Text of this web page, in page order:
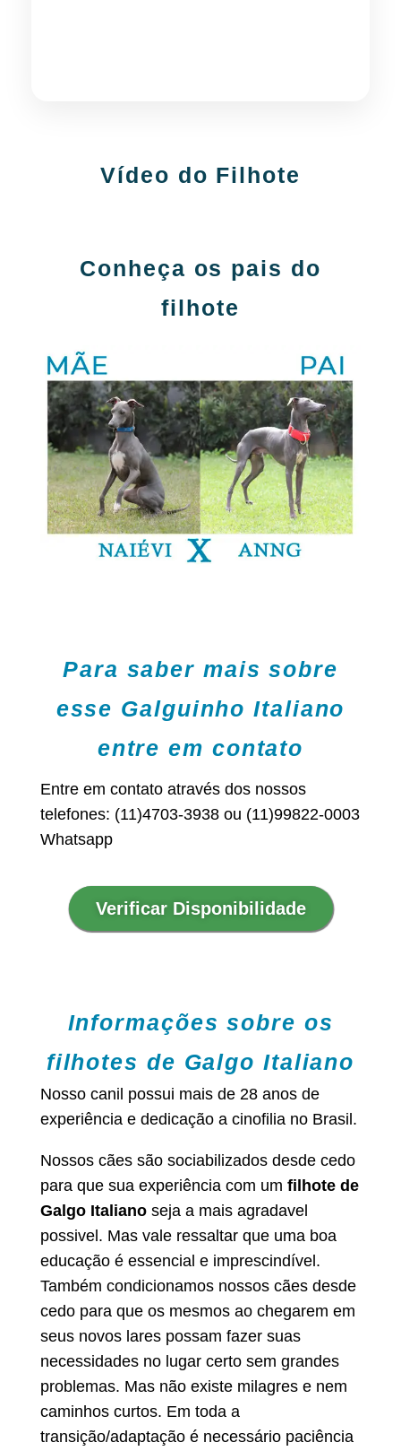
Vídeo do Filhote
Conheça os pais do
filhote
Para saber mais sobre
esse Galguinho Italiano
entre em contato
Entre em contato através dos nossos
telefones: (11)4703-3938 ou (11)99822-0003
Whatsapp
Verificar Disponibilidade
Informações sobre os
filhotes de Galgo Italiano
Nosso canil possui mais de 28 anos de
experiência e dedicação a cinofilia no Brasil.
Nossos cães são sociabilizados desde cedo
para que sua experiência com um filhote de
Galgo Italiano seja a mais agradavel
possivel. Mas vale ressaltar que uma boa
educação é essencial e imprescindível.
Também condicionamos nossos cães desde
cedo para que os mesmos ao chegarem em
seus novos lares possam fazer suas
necessidades no lugar certo sem grandes
problemas. Mas não existe milagres e nem
caminhos curtos. Em toda a
transição/adaptação é necessário paciência